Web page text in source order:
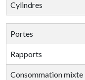
Cylindres
Portes
Rapports
Consommation mixte